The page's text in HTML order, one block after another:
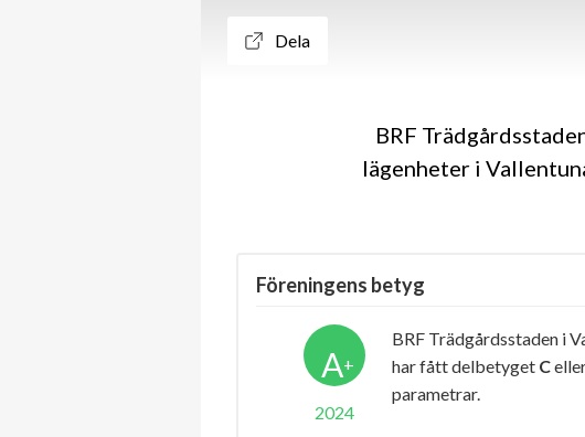
Dela
BRF
lägenheter i
Föreningens betyg
A+
2024
BRF Trädgårdsstaden i
har fått delbetyget C
parametrar.